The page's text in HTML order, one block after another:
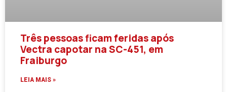
Três pessoas ficam feridas após
Vectra capotar na SC-451, em
Fraiburgo
LEIA MAIS »